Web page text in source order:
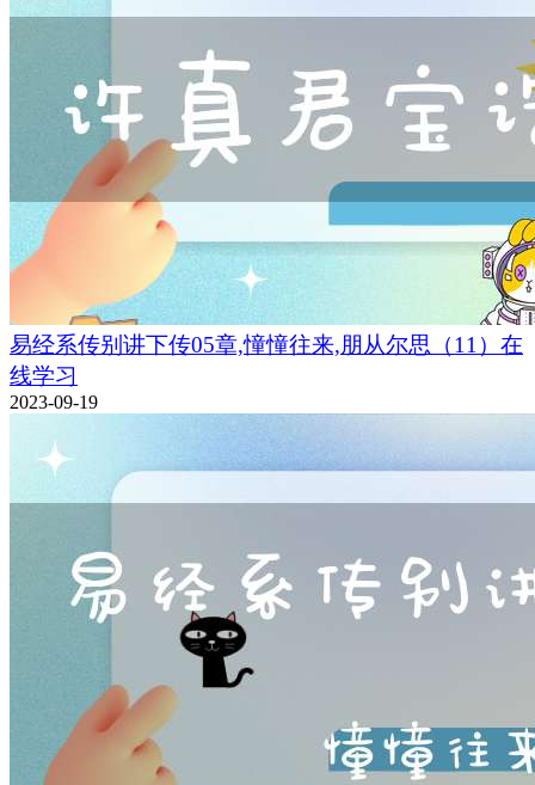
易经系传别讲下传05章,憧憧往来,朋从尔思（11）在
线学习
2023-09-19